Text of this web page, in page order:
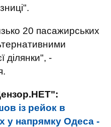
20 пасажирських
ділянки", -
із рейок в
у напрямку Одеса -